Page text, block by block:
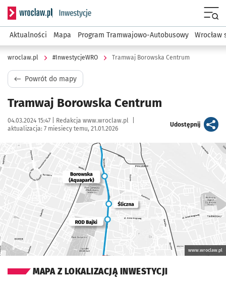
Serwis informacyjny wroclaw.pl podserwis:
Aktualności Mapa Program Tramwajowo-Autobusowy Wrocław
wroclaw.pl #InwestycjeWRO Tramwaj Borowska Centrum
Powrót do mapy
Tramwaj Borowska Centrum
Data publikacji:
04.03.2024 15:47 | Autor:
Redakcja www.wroclaw.pl
aktualizacja: 7 miesiecy temu, 21.01.2026
Udostępnijartykuł
Kliknij, aby powiększyć
www.wroclaw.pl
MAPA Z LOKALIZACJĄ INWESTYCJI